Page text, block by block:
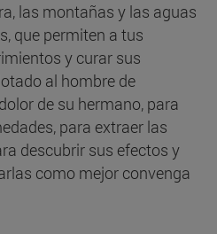
las montañas y las aguas
que permiten a tus
y curar sus
al hombre de
de su hermano, para
para extraer las
descubrir sus efectos y
como mejor convenga